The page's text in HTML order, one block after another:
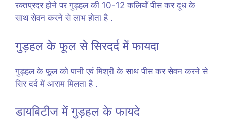
रक्तप्रदर होने पर गुड़हल की 10-12 कलियाँ पीस कर दूध के
साथ सेवन करने से लाभ होता है .
गुड़हल के फूल से सिरदर्द में फायदा
गुड़हल के फूल को पानी एवं मिश्री के साथ पीस कर सेवन करने से
सिर दर्द में आराम मिलता है .
डायबिटीज में गुड़हल के फायदे